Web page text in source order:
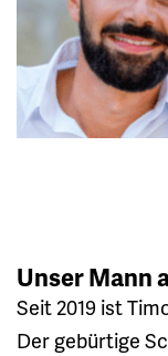
Unser Mann
Seit 2019 ist
Der gebürtige